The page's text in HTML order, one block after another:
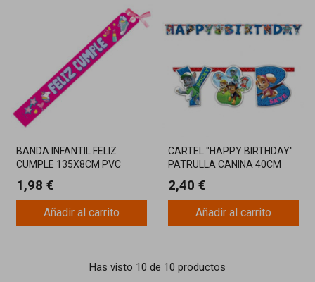
BANDA INFANTIL FELIZ
CUMPLE 135X8CM PVC
1,98 €
Añadir al carrito
CARTEL "HAPPY BIRTHDAY"
PATRULLA CANINA 40CM
2,40 €
Añadir al carrito
Has visto 10 de 10 productos